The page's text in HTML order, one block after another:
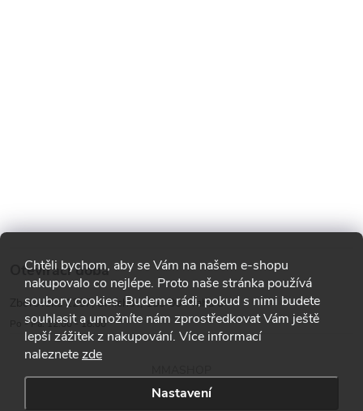
Chtěli bychom, aby se Vám na našem e-shopu
nakupovalo co nejlépe. Proto naše stránka používá
soubory cookies. Budeme rádi, pokud s nimi budete
souhlasit a umožníte nám zprostředkovat Vám ještě
lepší zážitek z nakupování. Více informací
naleznetezde
Nastavení
Otevírací doba
Zborovská 1287, Smíchov, 150 00 Praha 5
Po - Pá: 12:00 - 18:00